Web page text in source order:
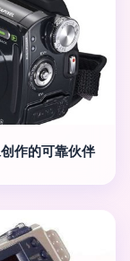
作的可靠伙伴